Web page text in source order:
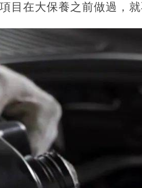
目在大保養之前做過，就